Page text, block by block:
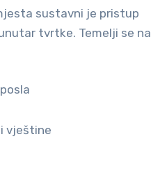
sustavni je pristup
tvrtke. Temelji se na
vještine